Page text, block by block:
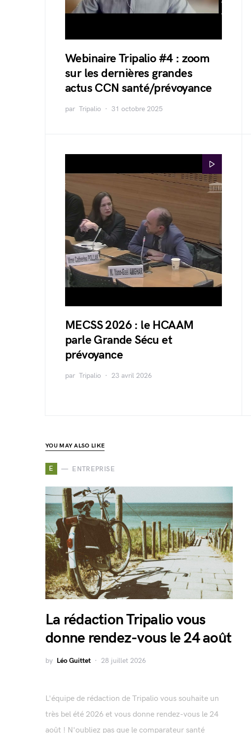
Webinaire Tripalio #4 : zoom
sur les dernières grandes
actus CCN santé/prévoyance
par Tripalio 31 octobre 2025
MECSS 2026 : le HCAAM
parle Grande Sécu et
prévoyance
par Tripalio 23 avril 2026
YOU MAY ALSO LIKE
E ENTREPRISE
La rédaction Tripalio vous
donne rendez-vous le 24 août
by Léo Guittet 28 juillet 2026
L'équipe de rédaction de Tripalio vous souhaite un
très bel été 2026 et vous donne rendez-vous le 24
août ! N'oubliez pas que le comparateur santé